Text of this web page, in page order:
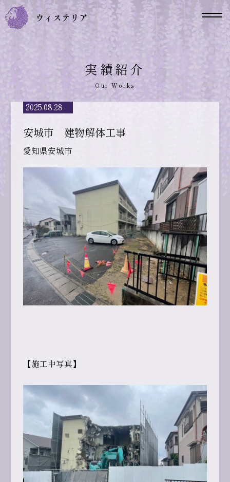
実績紹介
2025.08.28
安城市 建物解体工事
愛知県安城市
【施工中写真】